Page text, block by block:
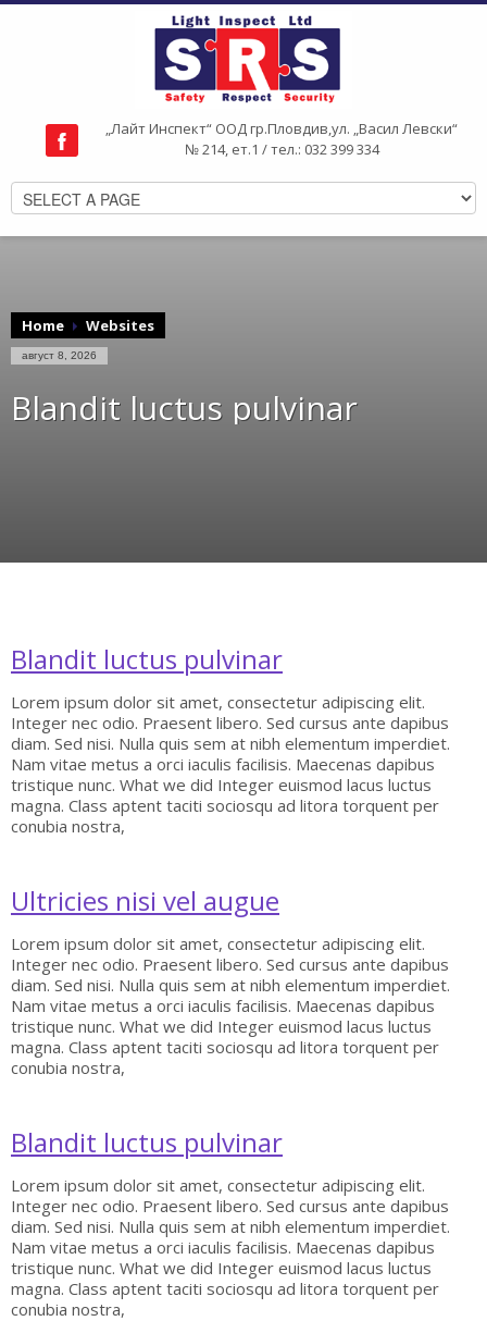
„Лайт Инспект“ ООД гр.Пловдив,ул. „Васил Левски“
№ 214, ет.1 / тел.: 032 399 334
Home Websites
август 8, 2026
Blandit luctus pulvinar
Blandit luctus pulvinar
Lorem ipsum dolor sit amet, consectetur adipiscing elit.
Integer nec odio. Praesent libero. Sed cursus ante dapibus
diam. Sed nisi. Nulla quis sem at nibh elementum imperdiet.
Nam vitae metus a orci iaculis facilisis. Maecenas dapibus
tristique nunc. What we did Integer euismod lacus luctus
magna. Class aptent taciti sociosqu ad litora torquent per
conubia nostra,
Ultricies nisi vel augue
Lorem ipsum dolor sit amet, consectetur adipiscing elit.
Integer nec odio. Praesent libero. Sed cursus ante dapibus
diam. Sed nisi. Nulla quis sem at nibh elementum imperdiet.
Nam vitae metus a orci iaculis facilisis. Maecenas dapibus
tristique nunc. What we did Integer euismod lacus luctus
magna. Class aptent taciti sociosqu ad litora torquent per
conubia nostra,
Blandit luctus pulvinar
Lorem ipsum dolor sit amet, consectetur adipiscing elit.
Integer nec odio. Praesent libero. Sed cursus ante dapibus
diam. Sed nisi. Nulla quis sem at nibh elementum imperdiet.
Nam vitae metus a orci iaculis facilisis. Maecenas dapibus
tristique nunc. What we did Integer euismod lacus luctus
magna. Class aptent taciti sociosqu ad litora torquent per
conubia nostra,